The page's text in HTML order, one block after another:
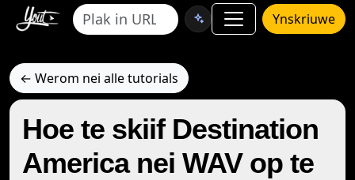
Ynskriuwe
← Werom nei alle tutorials
Hoe te skiif Destination
America nei WAV op te